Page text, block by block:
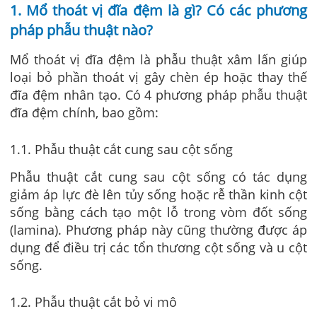
1. Mổ thoát vị đĩa đệm là gì? Có các phương
pháp phẫu thuật nào?
Mổ thoát vị đĩa đệm là phẫu thuật xâm lấn giúp
loại bỏ phần thoát vị gây chèn ép hoặc thay thế
đĩa đệm nhân tạo. Có 4 phương pháp phẫu thuật
đĩa đệm chính, bao gồm:
1.1. Phẫu thuật cắt cung sau cột sống
Phẫu thuật cắt cung sau cột sống có tác dụng
giảm áp lực đè lên tủy sống hoặc rễ thần kinh cột
sống bằng cách tạo một lỗ trong vòm đốt sống
(lamina). Phương pháp này cũng thường được áp
dụng để điều trị các tổn thương cột sống và u cột
sống.
1.2. Phẫu thuật cắt bỏ vi mô